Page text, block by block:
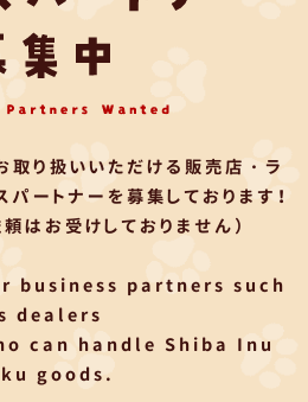
り扱いいただける 販売店・ラ
ートナーを募集しております！
はお受けしておりません）
business partners such
dealers
can handle Shiba Inu
goods.